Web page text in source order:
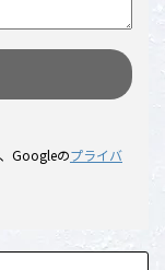
Googleのプライバ